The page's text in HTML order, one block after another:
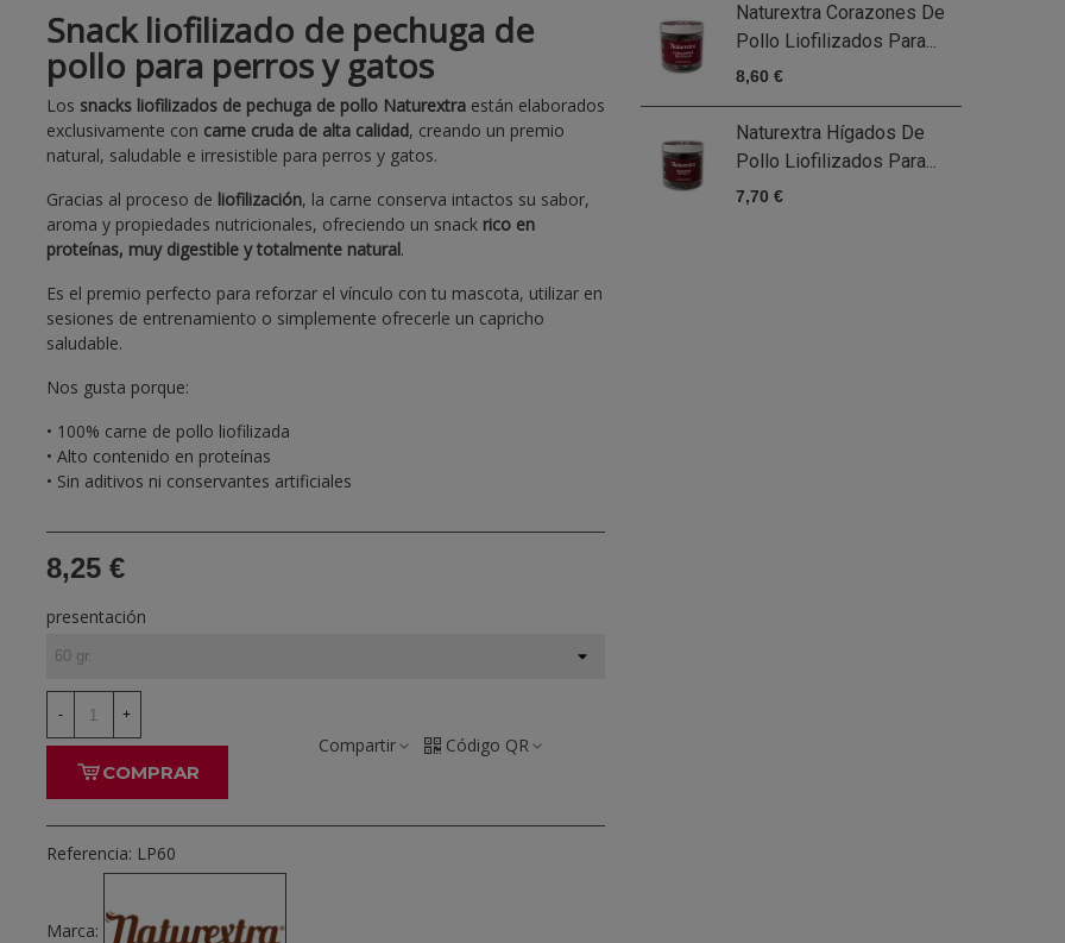
Snack liofilizado de pechuga de
pollo para perros y gatos
Los snacks liofilizados de pechuga de pollo Naturextraestán elaborados
exclusivamente con carne cruda de alta calidad, creando un premio
natural, saludable e irresistible para perros y gatos.
Gracias al proceso de liofilización, la carne conserva intactos su sabor,
aroma y propiedades nutricionales, ofreciendo un snack rico en
proteínas, muy digestible y totalmente natural.
Es el premio perfecto para reforzar el vínculo con tu mascota, utilizar en
sesiones de entrenamiento o simplemente ofrecerle un capricho
saludable.
Nos gusta porque:
• 100% carne de pollo liofilizada
• Alto contenido en proteínas
• Sin aditivos ni conservantes artificiales
8,25 €
presentación
- +
COMPRAR
Compartir Código QR
Referencia: LP60
Marca:
Naturextra Corazones De
Pollo Liofilizados Para...
8,60 €
Naturextra Hígados De
Pollo Liofilizados Para...
7,70 €